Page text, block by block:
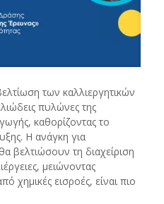
των καλλιεργητικών
πυλώνες της
καθορίζοντας το
Η ανάγκη για
βελτιώσουν τη διαχείριση
μειώνοντας
χημικές εισροές, είναι πιο